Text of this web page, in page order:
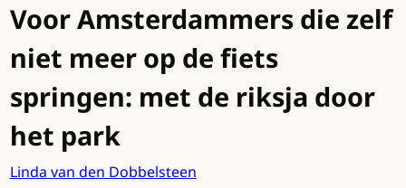
Voor Amsterdammers die zelf
niet meer op de fiets
springen: met de riksja door
het park
Linda van den Dobbelsteen